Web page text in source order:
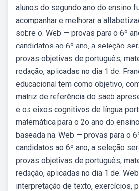
alunos do segundo ano do ensino
acompanhar e melhorar a
sobre o. Web — provas para o 6º
candidatos ao 6º ano, a seleção
provas objetivas de português,
redação, aplicadas no dia 1 de.
educacional tem como objetivo,
matriz de referência do saeb
e os eixos cognitivos de língua
matemática para o 2o ano do
baseada na. Web — provas para o
candidatos ao 6º ano, a seleção
provas objetivas de português,
redação, aplicadas no dia 1 de.
interpretação de texto, exercícios,